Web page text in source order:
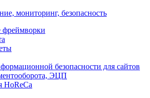
мониторинг, безопасность
безопасности для сайтов
ЭЦП
HoReCa